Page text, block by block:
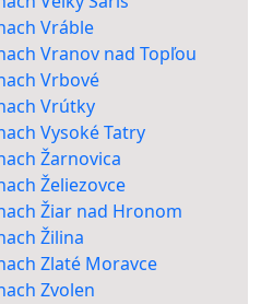
Vráble
Vranov nad Topľou
Vrbové
Vrútky
Vysoké Tatry
Žarnovica
Želiezovce
Žiar nad Hronom
Žilina
Zlaté Moravce
Zvolen